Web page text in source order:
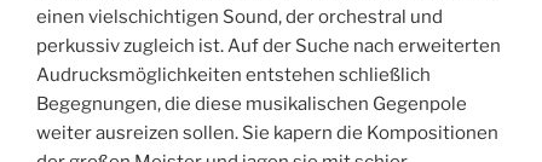
einen vielschichtigen Sound, der orchestral und
perkussiv zugleich ist. Auf der Suche nach erweiterten
Audrucksmöglichkeiten entstehen schließlich
Begegnungen, die diese musikalischen Gegenpole
weiter ausreizen sollen. Sie kapern die Kompositionen